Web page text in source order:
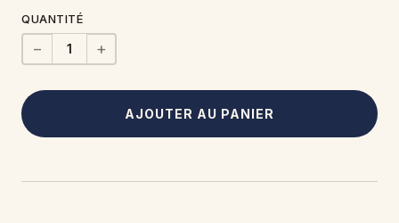
QUANTITÉ
− +
AJOUTER AU PANIER